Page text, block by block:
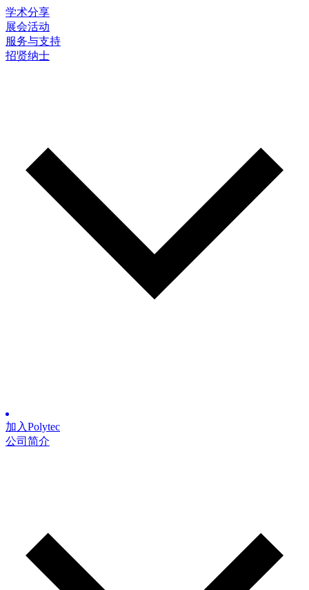
学术分享
展会活动
服务与支持
招贤纳士
加入Polytec
公司简介